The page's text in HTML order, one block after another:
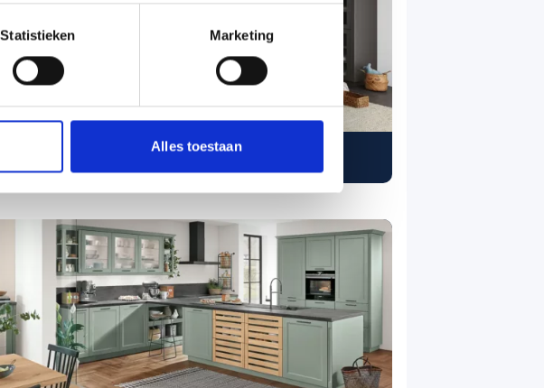
(fingerprinting)
voorkeuren in het
detailgedeeltein. U kunt uw
onze site met onze partners voor social
met andere informatie die u aan ze heeft
Statistieken Marketing
Alles toestaan
786